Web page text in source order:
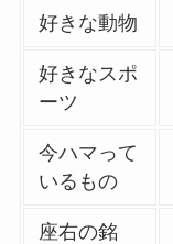
好きな動物
好きなスポ
ーツ
今ハマって
いるもの
座右の銘